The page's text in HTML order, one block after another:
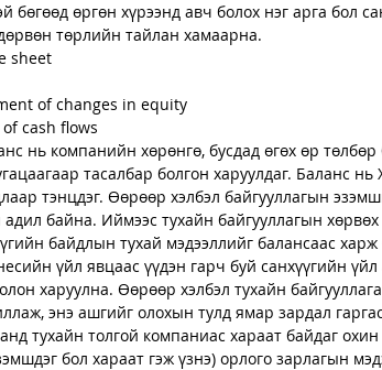
бөгөөд өргөн хүрээнд авч болох нэг арга бол
төрлийн тайлан хамаарна.
sheet
of changes in equity
cash flows
нь компанийн хөрөнгө, бусдад өгөх өр төлбөр
тасалбар болгон харуулдаг. Баланс нь
тэнцдэг. Өөрөөр хэлбэл байгууллагын
адил байна. Иймээс тухайн байгууллагын
байдлын тухай мэдээллийг балансаас харж
үйл явцаас үүдэн гарч буй санхүүгийн үйл
харуулна. Өөрөөр хэлбэл тухайн
энэ ашгийг олохын тулд ямар зардал
тухайн толгой компаниас хараат байдаг
бол хараат гэж үзнэ) орлого зарлагын